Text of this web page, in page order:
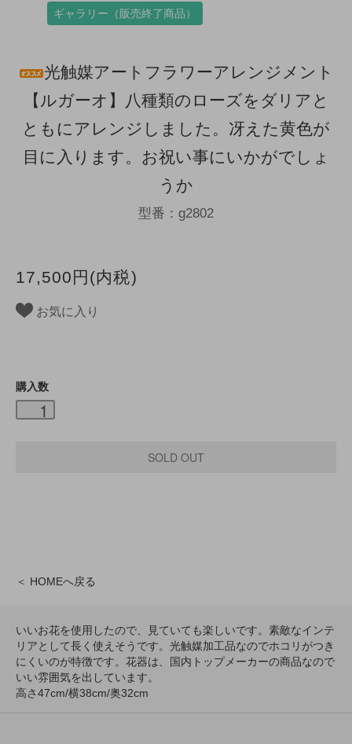
ギャラリー（販売終了商品）
光触媒アートフラワーアレンジメント
【ルガーオ】八種類のローズをダリアと
ともにアレンジしました。冴えた黄色が
目に入ります。お祝い事にいかがでしょ
うか
型番：g2802
17,500円(内税)
お気に入り
購入数
＜ HOMEへ戻る
いいお花を使用したので、見ていても楽しいです。素敵なインテ
リアとして長く使えそうです。光触媒加工品なのでホコリがつき
にくいのが特徴です。花器は、国内トップメーカーの商品なので
いい雰囲気を出しています。
高さ47cm/横38cm/奥32cm